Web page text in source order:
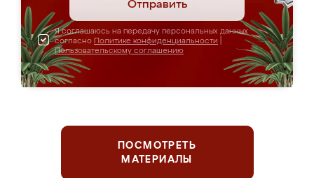
Отправить
Я соглашаюсь на передачу персональных данных
согласно Политике конфиденциальности
Пользовательскому соглашению
ПОСМОТРЕТЬ
МАТЕРИАЛЫ